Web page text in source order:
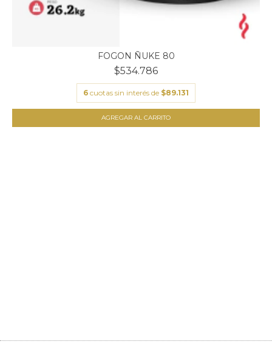
FOGON ÑUKE 80
$534.786
6 cuotas sin interés de $89.131
AGREGAR AL CARRITO